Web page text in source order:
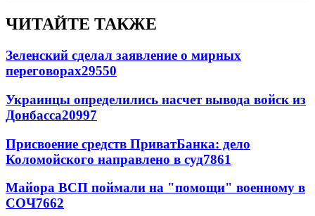
ЧИТАЙТЕ ТАКЖЕ
Зеленский сделал заявление о мирных
переговорах29550
Украинцы определились насчет вывода войск из
Донбасса20997
Присвоение средств ПриватБанка: дело
Коломойского направлено в суд7861
Майора ВСП поймали на "помощи" военному в
СОЧ7662